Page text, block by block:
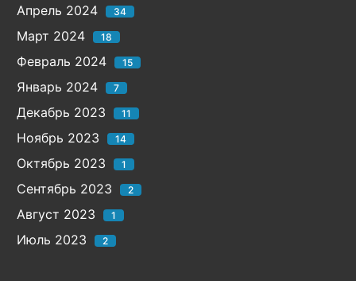
Апрель 2024 34
Март 2024 18
Февраль 2024 15
Январь 2024 7
Декабрь 2023 11
Ноябрь 2023 14
Октябрь 2023 1
Сентябрь 2023 2
Август 2023 1
Июль 2023 2